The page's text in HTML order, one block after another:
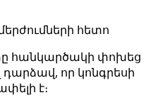
հետո
հանկարծակի փոխեց
դարձավ, որ կոնգրեսի
է։